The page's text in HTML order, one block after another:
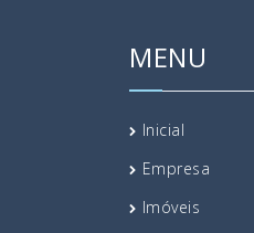
MENU
Inicial
Empresa
Imóveis